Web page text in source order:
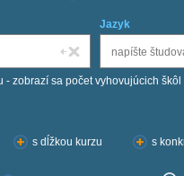
Jazyk
- zobrazí sa počet vyhovujúcich škôl
s dĺžkou kurzu s